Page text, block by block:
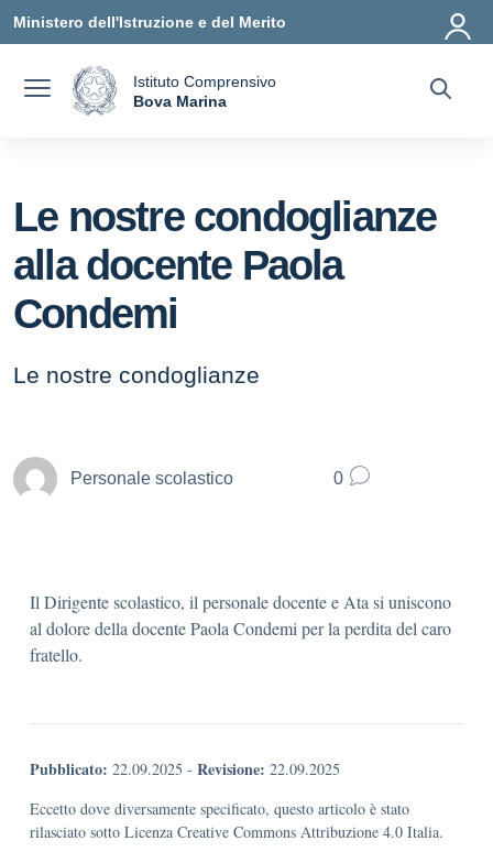
Ministero dell'Istruzione e del Merito
Istituto Comprensivo
Bova Marina
Le nostre condoglianze
alla docente Paola
Condemi
Le nostre condoglianze
Personale scolastico 0
Il Dirigente scolastico, il personale docente e Ata si uniscono
al dolore della docente Paola Condemi per la perdita del caro
fratello.
Pubblicato: 22.09.2025 - Revisione: 22.09.2025
Eccetto dove diversamente specificato, questo articolo è stato
rilasciato sotto Licenza Creative Commons Attribuzione 4.0 Italia.